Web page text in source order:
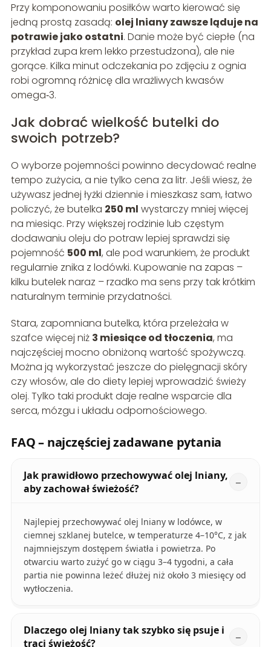
Przy komponowaniu posiłków warto kierować się
jedną prostą zasadą: olej lniany zawsze ląduje na
potrawie jako ostatni. Danie może być ciepłe (na
przykład zupa krem lekko przestudzona), ale nie
gorące. Kilka minut odczekania po zdjęciu z ognia
robi ogromną różnicę dla wrażliwych kwasów
omega‑3.
Jak dobrać wielkość butelki do
swoich potrzeb?
O wyborze pojemności powinno decydować realne
tempo zużycia, a nie tylko cena za litr. Jeśli wiesz, że
używasz jednej łyżki dziennie i mieszkasz sam, łatwo
policzyć, że butelka 250 ml wystarczy mniej więcej
na miesiąc. Przy większej rodzinie lub częstym
dodawaniu oleju do potraw lepiej sprawdzi się
pojemność 500 ml, ale pod warunkiem, że produkt
regularnie znika z lodówki. Kupowanie na zapas –
kilku butelek naraz – rzadko ma sens przy tak krótkim
naturalnym terminie przydatności.
Stara, zapomniana butelka, która przeleżała w
szafce więcej niż 3 miesiące od tłoczenia, ma
najczęściej mocno obniżoną wartość spożywczą.
Można ją wykorzystać jeszcze do pielęgnacji skóry
czy włosów, ale do diety lepiej wprowadzić świeży
olej. Tylko taki produkt daje realne wsparcie dla
serca, mózgu i układu odpornościowego.
FAQ – najczęściej zadawane pytania
Jak prawidłowo przechowywać olej lniany,
aby zachował świeżość?
Najlepiej przechowywać olej lniany w lodówce, w
ciemnej szklanej butelce, w temperaturze 4–10°C, z jak
najmniejszym dostępem światła i powietrza. Po
otwarciu warto zużyć go w ciągu 3–4 tygodni, a cała
partia nie powinna leżeć dłużej niż około 3 miesięcy od
wytłoczenia.
Dlaczego olej lniany tak szybko się psuje i
traci świeżość?